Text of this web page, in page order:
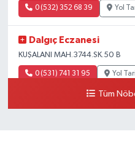
0 (532) 352 68 39 Yol
Dalgıç Eczanesi
KUŞALANI MAH.3744.SK.50 B
0 (531) 741 31 95 Yol
Tüm